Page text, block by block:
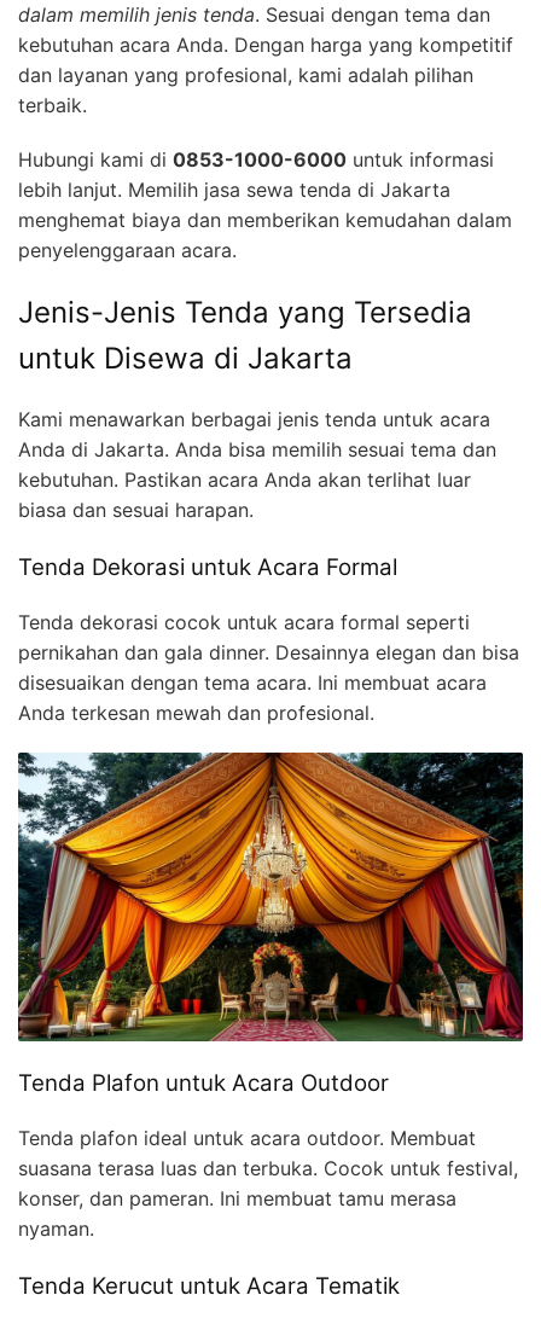
dalam memilih jenis tenda. Sesuai dengan tema dan
kebutuhan acara Anda. Dengan harga yang kompetitif
dan layanan yang profesional, kami adalah pilihan
terbaik.
Hubungi kami di 0853-1000-6000 untuk informasi
lebih lanjut. Memilih jasa sewa tenda di Jakarta
menghemat biaya dan memberikan kemudahan dalam
penyelenggaraan acara.
Jenis-Jenis Tenda yang Tersedia
untuk Disewa di Jakarta
Kami menawarkan berbagai jenis tenda untuk acara
Anda di Jakarta. Anda bisa memilih sesuai tema dan
kebutuhan. Pastikan acara Anda akan terlihat luar
biasa dan sesuai harapan.
Tenda Dekorasi untuk Acara Formal
Tenda dekorasi cocok untuk acara formal seperti
pernikahan dan gala dinner. Desainnya elegan dan bisa
disesuaikan dengan tema acara. Ini membuat acara
Anda terkesan mewah dan profesional.
Tenda Plafon untuk Acara Outdoor
Tenda plafon ideal untuk acara outdoor. Membuat
suasana terasa luas dan terbuka. Cocok untuk festival,
konser, dan pameran. Ini membuat tamu merasa
nyaman.
Tenda Kerucut untuk Acara Tematik